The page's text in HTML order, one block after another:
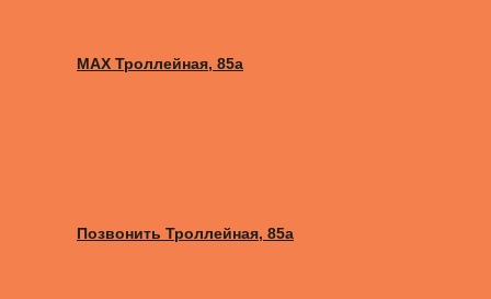
MAX Троллейная, 85а
Позвонить Троллейная, 85а